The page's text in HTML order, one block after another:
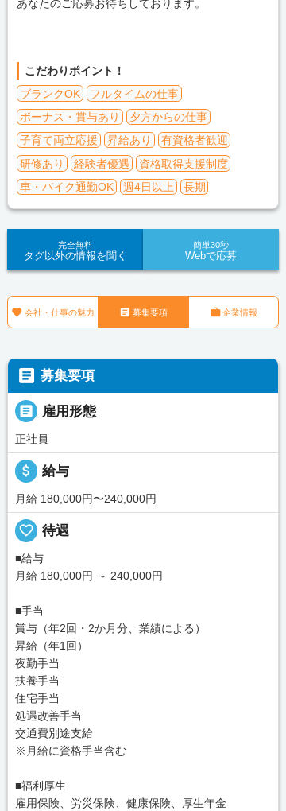
あなたのご応募お待ちしております。
こだわりポイント！
ブランクOK
フルタイムの仕事
ボーナス・賞与あり
夕方からの仕事
子育て両立応援
昇給あり
有資格者歓迎
研修あり
経験者優遇
資格取得支援制度
車・バイク通勤OK
週4日以上 長期
完全無料
タグ以外の情報を聞く
簡単30秒
Webで応募
 会社・仕事の魅力  募集要項 企業情報
 募集要項
 雇用形態
正社員
attach_money 給与
月給 180,000円〜240,000円
favorite_border 待遇
■給与
月給 180,000円 ～ 240,000円
■手当
賞与（年2回・2か月分、業績による）
昇給（年1回）
夜勤手当
扶養手当
住宅手当
処遇改善手当
交通費別途支給
※月給に資格手当含む
■福利厚生
雇用保険、労災保険、健康保険、厚生年金